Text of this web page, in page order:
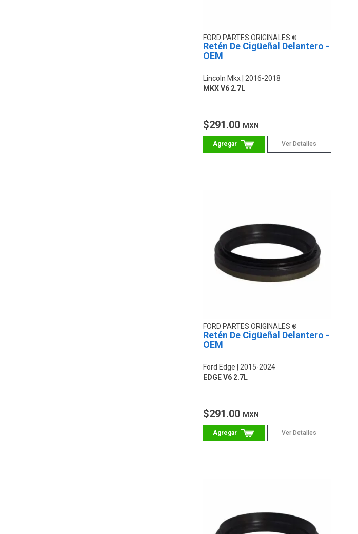
FORD PARTES ORIGINALES
Retén De Cigüeñal Delantero -
OEM
Lincoln Mkx 2016-2018
MKX V6 2.7L
$291.00 MXN
Ver Detalles
FORD PARTES ORIGINALES
Retén De Cigüeñal Delantero -
OEM
Ford Edge
2015-2024
EDGE V6 2.7L
$291.00 MXN
Ver Detalles